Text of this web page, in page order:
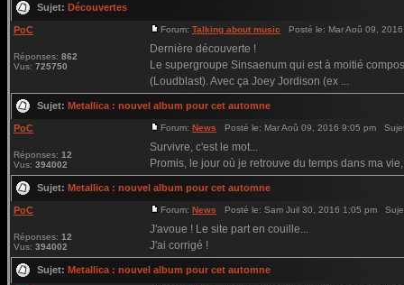
Sujet: Découvertes
PoC
Réponses: 862
Vus: 725750
Forum: Talking about music Posté le: Mar Aoû 09,
Dernière découverte !
Le supergroupe Sinsaenum qui est à moitié
(Loudblast). Avec ça Joey Jordison (ex ...
Sujet: Metallica : nouvel album pour cet automne
PoC
Réponses: 12
Vus: 394002
Forum: News Posté le: Mar Aoû 09, 2016 9:05 pm
Survivre, c'est le mot...
Promis, le jour où je retrouve du temps dans ma
Sujet: Metallica : nouvel album pour cet automne
PoC
Réponses: 12
Vus: 394002
Forum: News Posté le: Sam Juil 30, 2016 1:05 pm
J'avoue ! Le site part en couille...
J'ai corrigé !
Sujet: Metallica : nouvel album pour cet automne